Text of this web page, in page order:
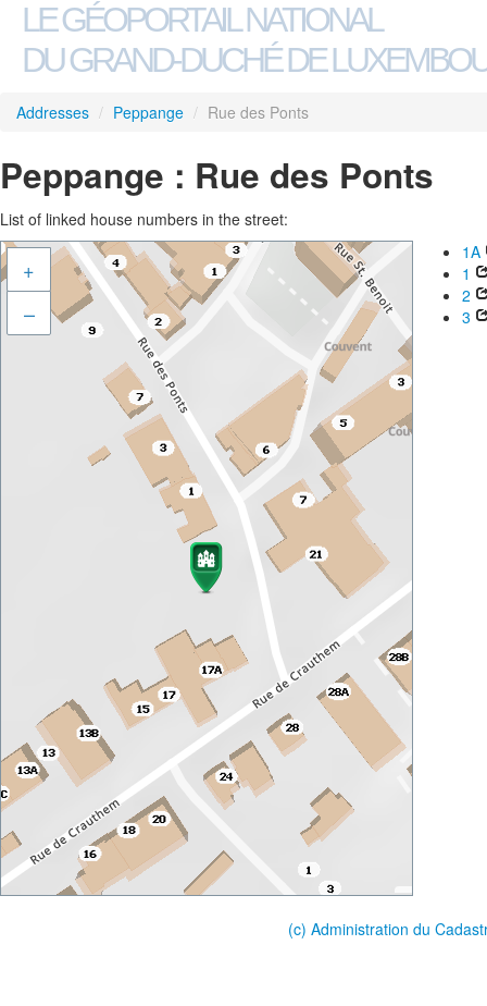
LE GÉOPORTAIL NATIONAL
DU GRAND-DUCHÉ DE
Addresses / Peppange / Rue des Ponts
Peppange : Rue des Ponts
List of linked house numbers in the street:
+
–
1A
1
2
3
(c) Administration du